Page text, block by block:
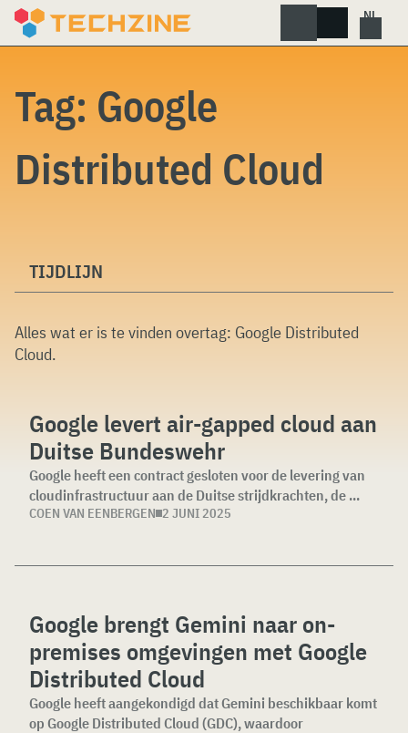
Skip
Tag: Google
Distributed Cloud
TIJDLIJN
Alles wat er is te vinden overtag: Google Distributed
Cloud.
Google levert air-gapped cloud aan
Duitse Bundeswehr
Google heeft een contract gesloten voor de levering van
cloudinfrastructuur aan de Duitse strijdkrachten, de ...
COEN VAN EENBERGEN 2 JUNI 2025
Google brengt Gemini naar on-
premises omgevingen met Google
Distributed Cloud
Google heeft aangekondigd dat Gemini beschikbaar komt
op Google Distributed Cloud (GDC), waardoor